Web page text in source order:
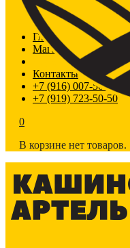
Главная
Магазин
Срубы из сосны
Контакты
+7 (916) 007-50-50
+7 (919) 723-50-50
0
В корзине нет товаров.